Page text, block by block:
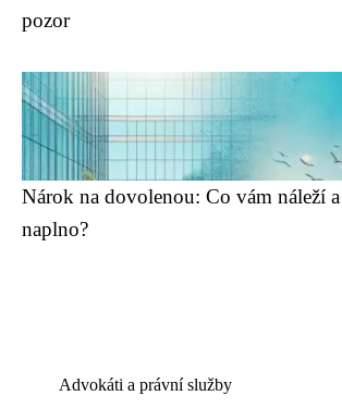
pozor
Nárok na dovolenou: Co vám náleží
naplno?
Advokáti a právní služby